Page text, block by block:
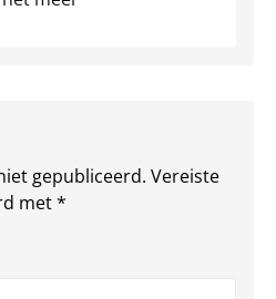
gepubliceerd. Vereiste
met*